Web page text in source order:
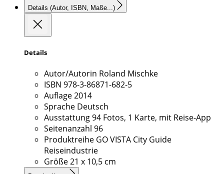
Details (Autor, ISBN, Maße...)
Details
Autor/Autorin Roland Mischke
ISBN 978-3-86871-682-5
Auflage2014
Sprache Deutsch
Ausstattung94 Fotos, 1 Karte, mit Reise-App
Seitenanzahl 96
Produktreihe GO VISTA City Guide
Reiseindustrie
Größe21 x 10,5 cm